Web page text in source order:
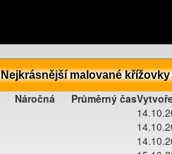
Nejkrásnější malované křížovky
Náročná Průměrný čas